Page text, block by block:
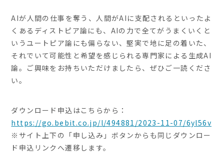
AIが人間の仕事を奪う、人間がAIに支配されるといったよ
くあるディストピア論にも、AIの力で全てがうまくいくと
いうユートピア論にも偏らない、堅実で地に足の着いた、
それでいて可能性と希望を感じられる専門家による生成AI
論。ご興味をお持ちいただけましたら、ぜひご一読くださ
い。
ダウンロード申込はこちらから：
https://go.bebit.co.jp/l/494881/2023-11-07/6yl56v
※サイト上下の「申し込み」ボタンからも同じダウンロー
ド申込リンクへ遷移します。